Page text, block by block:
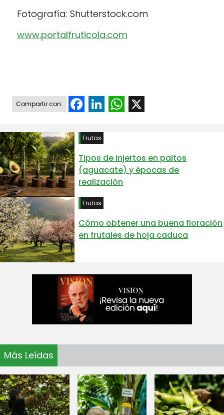
Fotografía: Shutterstock.com
www.portalfruticola.com
Compartir con: FacebookLinkedInWhatsApp
Frutas
Tipos de injertos en paltos
(aguacate) y épocas de
realización
Frutas
Cómo obtener una buena floración
en frutales de hoja caduca
Más Leídas